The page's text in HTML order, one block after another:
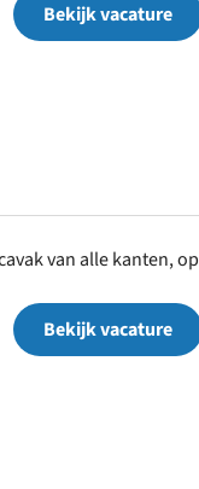
Bekijk vacature
van alle kanten, op
Bekijk vacature